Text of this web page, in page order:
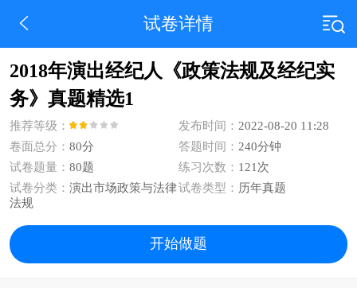
试卷详情
2018年演出经纪人《政策法规及经纪实
务》真题精选1
推荐等级： 发布时间： 2022-08-20 11:28
卷面总分： 80分 答题时间： 240分钟
试卷题量： 80题 练习次数： 121次
试卷分类： 演出市场政策与法律
法规
试卷类型： 历年真题
开始做题